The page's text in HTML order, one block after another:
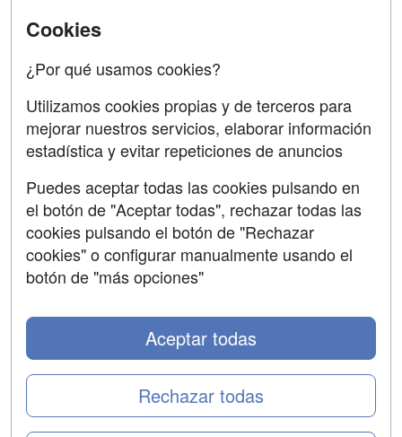
Acceso Centros
Contactar
Confidencialidad
Aviso legal
Copyleft
Cookies
¿Por qué usamos cookies?
Utilizamos cookies propias y de terceros para
mejorar nuestros servicios, elaborar información
estadística y evitar repeticiones de anuncios
Puedes aceptar todas las cookies pulsando en
el botón de "Aceptar todas", rechazar todas las
cookies pulsando el botón de "Rechazar
cookies" o configurar manualmente usando el
botón de "más opciones"
Rechazar todas
Aceptar todas